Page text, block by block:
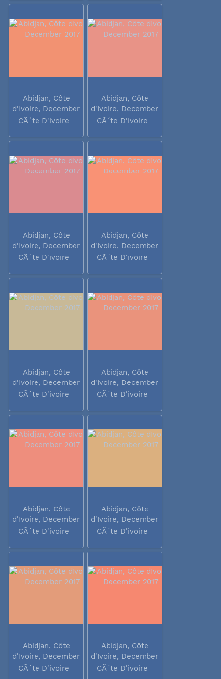
Abidjan, Côte
d'Ivoire, December
2017
CÃ´te D'ivoire
Abidjan, Côte
d'Ivoire, December
2017
CÃ´te D'ivoire
Abidjan, Côte
d'Ivoire, December
2017
CÃ´te D'ivoire
Abidjan, Côte
d'Ivoire, December
2017
CÃ´te D'ivoire
Abidjan, Côte
d'Ivoire, December
2017
CÃ´te D'ivoire
Abidjan, Côte
d'Ivoire, December
2017
CÃ´te D'ivoire
Abidjan, Côte
d'Ivoire, December
2017
CÃ´te D'ivoire
Abidjan, Côte
d'Ivoire, December
2017
CÃ´te D'ivoire
Abidjan, Côte
d'Ivoire, December
2017
CÃ´te D'ivoire
Abidjan, Côte
d'Ivoire, December
2017
CÃ´te D'ivoire